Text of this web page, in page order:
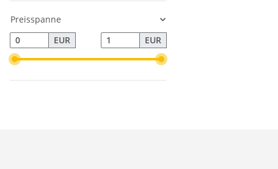
Preisspanne
EUR
EUR